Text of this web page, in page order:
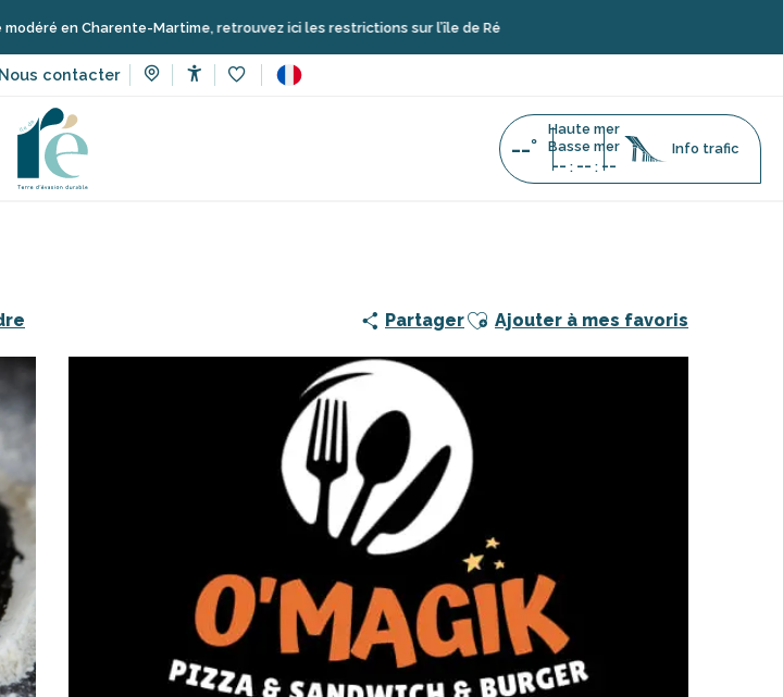
Nous contacter
Charente-Martime, retrouvez ici les restrictions sur l’île de Ré
--°
Haute mer
Basse mer
-- : -- : --
Info trafic
O' Magik Saint-Martin de Ré
PartagerAjouter aux favoris
Ajouter à mes favoris